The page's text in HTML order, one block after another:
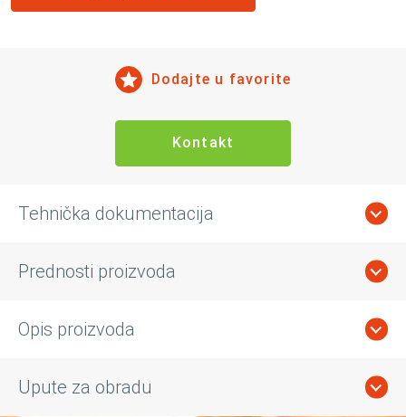
Dodajte u favorite
Kontakt
Tehnička dokumentacija
Prednosti proizvoda
Opis proizvoda
Upute za obradu